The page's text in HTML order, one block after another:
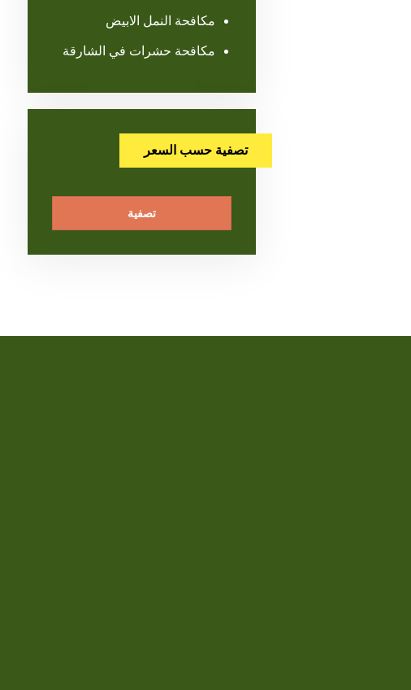
مكافحة النمل الابيض
مكافحة حشرات في الشارقة
تصفية حسب السعر
تصفية